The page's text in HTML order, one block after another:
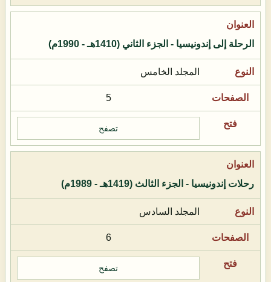
الرحلة إلى إندونيسيا - الجزء الثاني (1410هـ - 1990م)
المجلد الخامس
5
تصفح
رحلات إندونيسيا - الجزء الثالث (1419هـ - 1989م)
المجلد السادس
6
تصفح